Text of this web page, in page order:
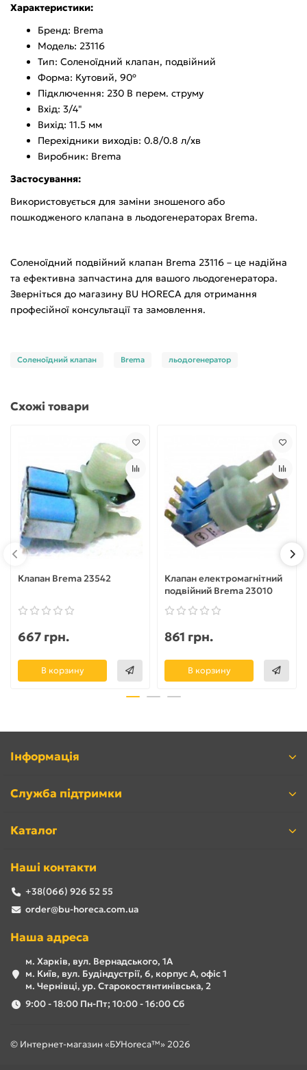
Характеристики:
Бренд: Brema
Модель: 23116
Тип: Соленоїдний клапан, подвійний
Форма: Кутовий, 90º
Підключення: 230 В перем. струму
Вхід: 3/4"
Вихід: 11.5 мм
Перехідники виходів: 0.8/0.8 л/хв
Виробник: Brema
Застосування:
Використовується для заміни зношеного або
пошкодженого клапана в льодогенераторах Brema.
Соленоїдний подвійний клапан Brema 23116 – це надійна
та ефективна запчастина для вашого льодогенератора.
Зверніться до магазину BU HORECA для отримання
професійної консультації та замовлення.
Соленоїдний клапан Brema льодогенератор
Схожі товари
Клапан Brema 23542
667 грн.
В корзину
Клапан електромагнітний
подвійний Brema 23010
861 грн.
В корзину
Інформація
Служба підтримки
Каталог
Наші контакти
+38(066) 926 52 55
order@bu-horeca.com.ua
Наша адреса
м. Харків, вул. Вернадського, 1А
м. Київ, вул. Будіндустрії, 6, корпус А, офіс 1
м. Чернівці, ур. Старокостянтинівська, 2
9:00 - 18:00 Пн-Пт; 10:00 - 16:00 Сб
© Интернет-магазин «БУHoreca™» 2026